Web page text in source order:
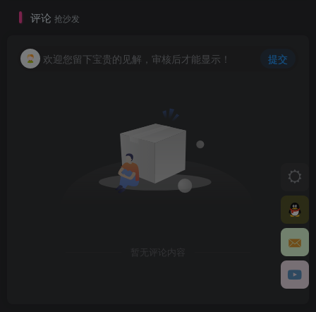
评论 抢沙发
欢迎您留下宝贵的见解，审核后才能显示！ 提交
暂无评论内容